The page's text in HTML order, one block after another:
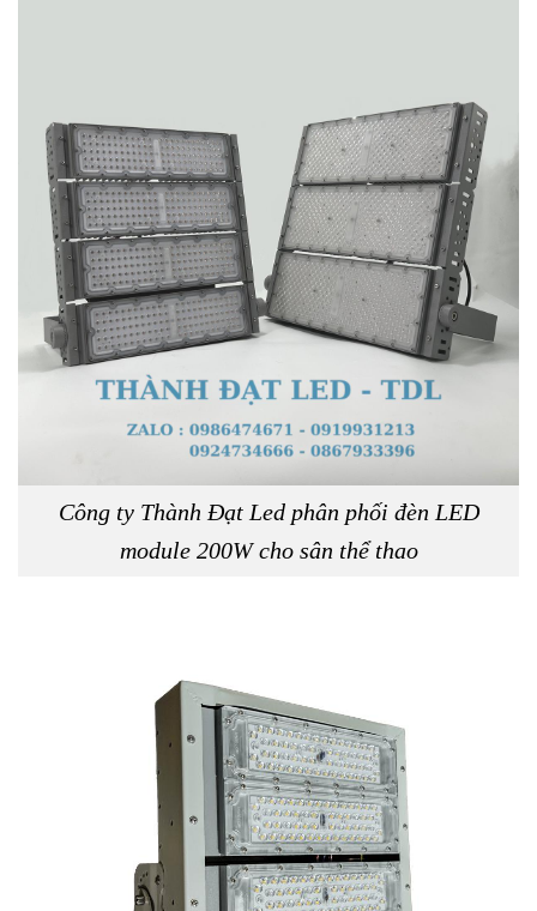
Công ty Thành Đạt Led phân phối đèn LED
module 200W cho sân thể thao